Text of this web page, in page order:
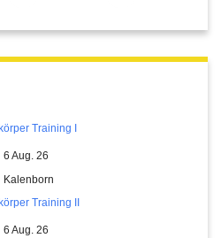
Training I
6 Aug. 26
Kalenborn
Training II
6 Aug. 26